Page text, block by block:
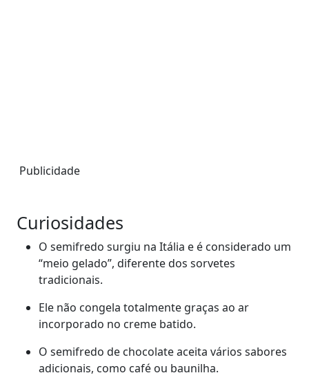
Publicidade
Curiosidades
O semifredo surgiu na Itália e é considerado um
“meio gelado”, diferente dos sorvetes
tradicionais.
Ele não congela totalmente graças ao ar
incorporado no creme batido.
O semifredo de chocolate aceita vários sabores
adicionais, como café ou baunilha.